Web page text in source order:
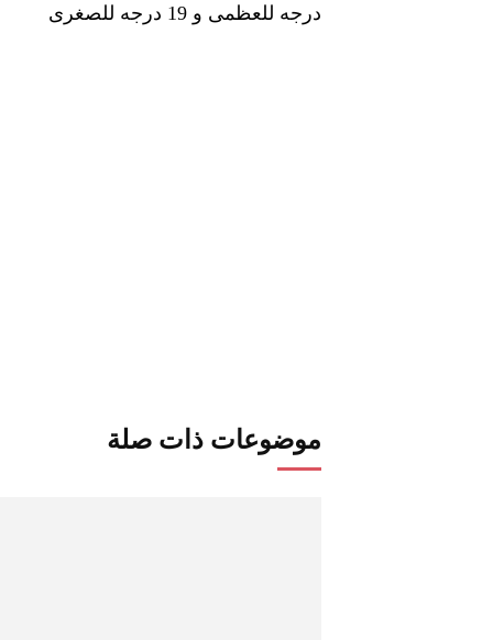
درجه للعظمى و 19 درجه للصغرى
موضوعات ذات صلة